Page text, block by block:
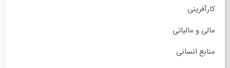
کارآفرینی
مالی و مالیاتی
منابع انسانی